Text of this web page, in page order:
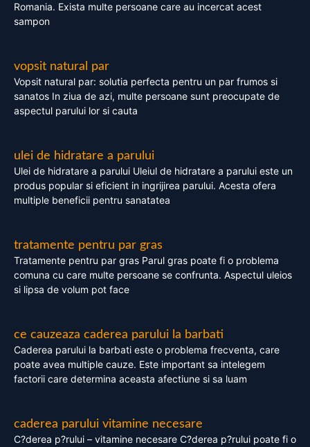
Romania. Exista multe persoane care au incercat acest
sampon
vopsit natural par
Vopsit natural par: solutia perfecta pentru un par frumos si
sanatos In ziua de azi, multe persoane sunt preocupate de
aspectul parului lor si cauta
ulei de hidratare a parului
Ulei de hidratare a parului Uleiul de hidratare a parului este un
produs popular si eficient in ingrijirea parului. Acesta ofera
multiple beneficii pentru sanatatea
tratamente pentru par gras
Tratamente pentru par gras Parul gras poate fi o problema
comuna cu care multe persoane se confrunta. Aspectul uleios
si lipsa de volum pot face
ce cauzeaza caderea parului la barbati
Caderea parului la barbati este o problema frecventa, care
poate avea multiple cauze. Este important sa intelegem
factorii care determina aceasta afectiune si sa luam
caderea parului vitamine necesare
C?derea p?rului – vitamine necesare C?derea p?rului poate fi o